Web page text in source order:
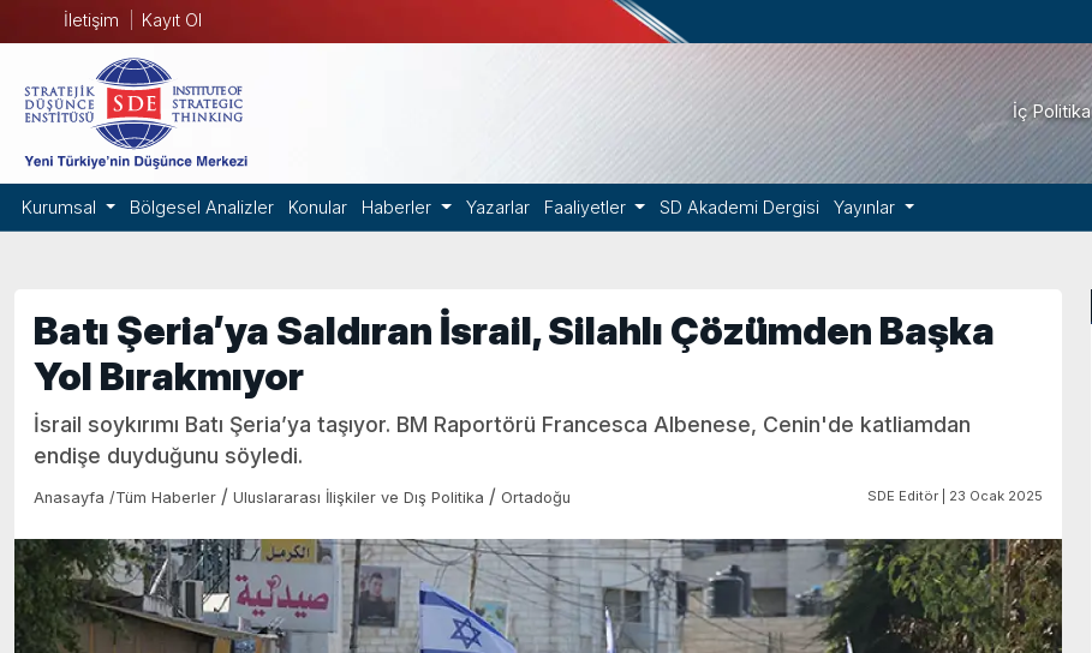
İletişim Kayıt Ol
İç Politika
Kurumsal Bölgesel Analizler Konular Haberler Yazarlar Faaliyetler SD Akademi Dergisi Yayınlar
Batı Şeria’ya Saldıran İsrail, Silahlı Çözümden Başka
Yol Bırakmıyor
İsrail soykırımı Batı Şeria’ya taşıyor. BM Raportörü Francesca Albenese, Cenin'de katliamdan
endişe duyduğunu söyledi.
Anasayfa /Tüm Haberler / Uluslararası İlişkiler ve Dış Politika / Ortadoğu SDE Editör | 23 Ocak 2025